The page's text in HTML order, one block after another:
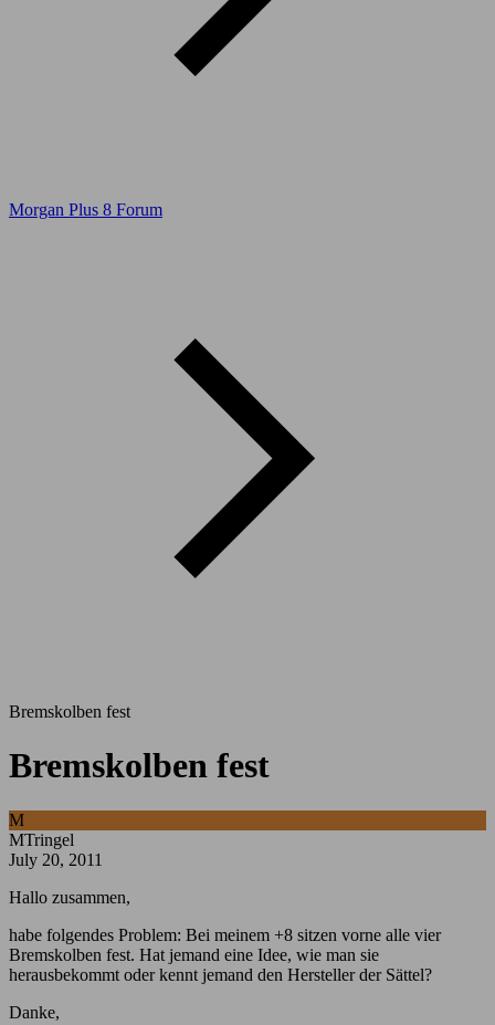
Morgan Plus 8 Forum
Bremskolben fest
Bremskolben fest
M
MTringel
July 20, 2011
Hallo zusammen,
habe folgendes Problem: Bei meinem +8 sitzen vorne alle vier
Bremskolben fest. Hat jemand eine Idee, wie man sie
herausbekommt oder kennt jemand den Hersteller der Sättel?
Danke,